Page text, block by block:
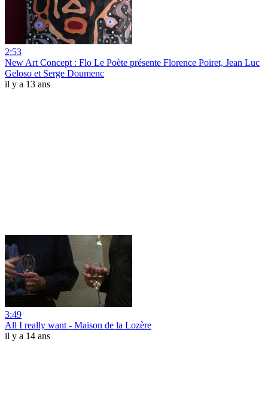
2:53
New Art Concept : Flo Le Poète présente Florence Poiret, Jean Luc
Geloso et Serge Doumenc
il y a 13 ans
3:49
All I really want - Maison de la Lozère
il y a 14 ans